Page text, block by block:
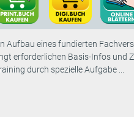
eines fundierten
erforderlichen Basis-Infos und
durch spezielle Aufgabe ...